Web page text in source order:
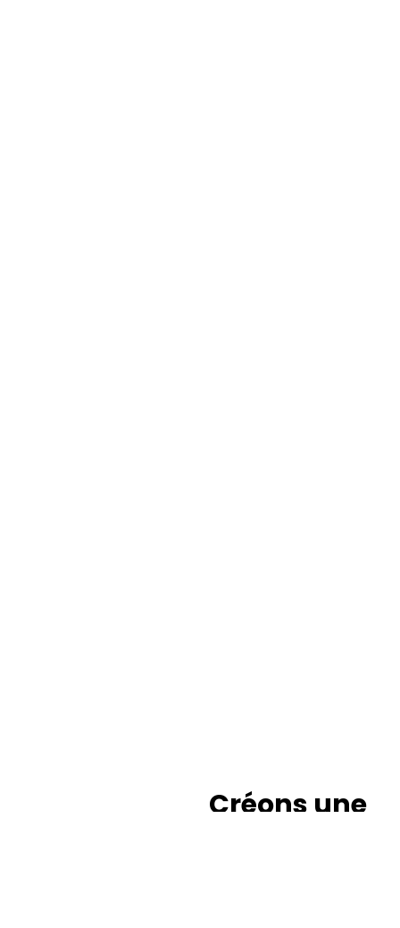
Créons une